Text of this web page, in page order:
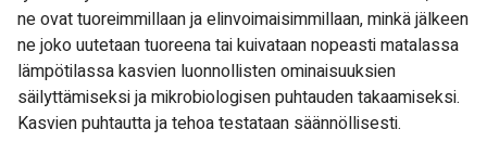
ne ovat tuoreimmillaan ja elinvoimaisimmillaan, minkä jälkeen
ne joko uutetaan tuoreena tai kuivataan nopeasti matalassa
lämpötilassa kasvien luonnollisten ominaisuuksien
säilyttämiseksi ja mikrobiologisen puhtauden takaamiseksi.
Kasvien puhtautta ja tehoa testataan säännöllisesti.